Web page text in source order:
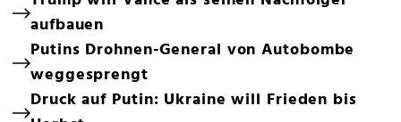
aufbauen
Putins Drohnen-General von Autobombe
weggesprengt
Druck auf Putin: Ukraine will Frieden bis